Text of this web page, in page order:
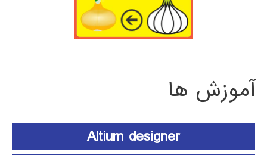
آموزش ها
Altium designer